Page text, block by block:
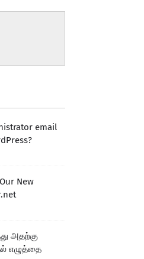
email
New
அதற்கு
எழுத்தை